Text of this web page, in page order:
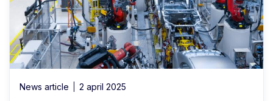
News article 2 april 2025